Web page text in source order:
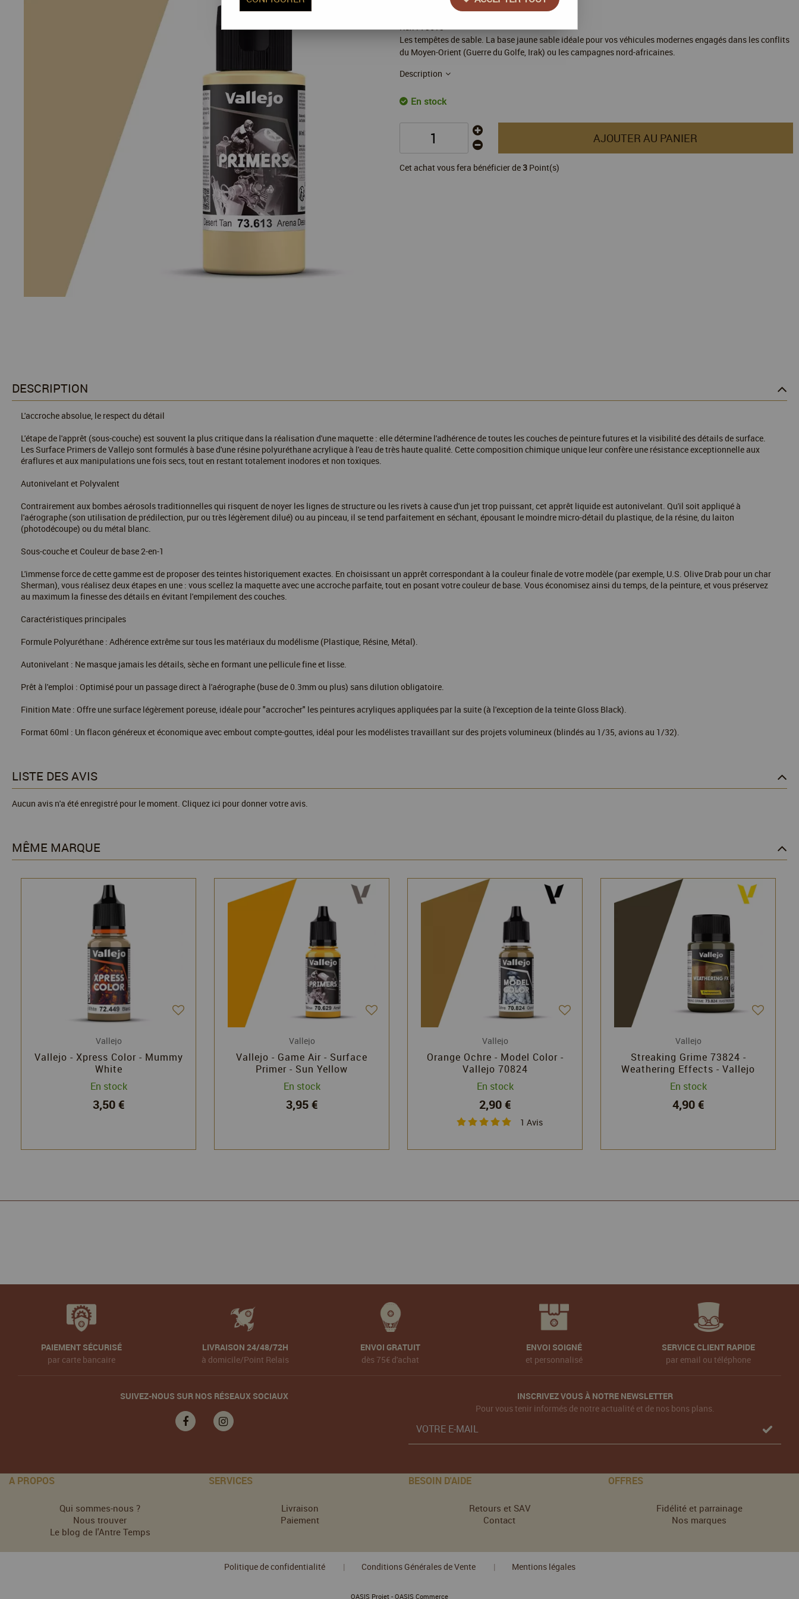
Réf. :73613
Les tempêtes de sable. La base jaune sable idéale pour vos véhicules modernes engagés dans les conflits
du Moyen-Orient (Guerre du Golfe, Irak) ou les campagnes nord-africaines.
Description
En stock
AJOUTER AU PANIER
Cet achat vous fera bénéficier de 3 Point(s)
DESCRIPTION
L'accroche absolue, le respect du détail
L'étape de l'apprêt (sous-couche) est souvent la plus critique dans la réalisation d'une maquette : elle détermine l'adhérence de toutes les couches de peinture futures et la visibilité des détails de surface.
Les Surface Primers de Vallejo sont formulés à base d'une résine polyuréthane acrylique à l'eau de très haute qualité. Cette composition chimique unique leur confère une résistance exceptionnelle aux
éraflures et aux manipulations une fois secs, tout en restant totalement inodores et non toxiques.
Autonivelant et Polyvalent
Contrairement aux bombes aérosols traditionnelles qui risquent de noyer les lignes de structure ou les rivets à cause d'un jet trop puissant, cet apprêt liquide est autonivelant. Qu'il soit appliqué à
l'aérographe (son utilisation de prédilection, pur ou très légèrement dilué) ou au pinceau, il se tend parfaitement en séchant, épousant le moindre micro-détail du plastique, de la résine, du laiton
(photodécoupe) ou du métal blanc.
Sous-couche et Couleur de base 2-en-1
L'immense force de cette gamme est de proposer des teintes historiquement exactes. En choisissant un apprêt correspondant à la couleur finale de votre modèle (par exemple, U.S. Olive Drab pour un char
Sherman), vous réalisez deux étapes en une : vous scellez la maquette avec une accroche parfaite, tout en posant votre couleur de base. Vous économisez ainsi du temps, de la peinture, et vous préservez
au maximum la finesse des détails en évitant l'empilement des couches.
Caractéristiques principales
Formule Polyuréthane : Adhérence extrême sur tous les matériaux du modélisme (Plastique, Résine, Métal).
Autonivelant : Ne masque jamais les détails, sèche en formant une pellicule fine et lisse.
Prêt à l'emploi : Optimisé pour un passage direct à l'aérographe (buse de 0.3mm ou plus) sans dilution obligatoire.
Finition Mate : Offre une surface légèrement poreuse, idéale pour "accrocher" les peintures acryliques appliquées par la suite (à l'exception de la teinte Gloss Black).
Format 60ml : Un flacon généreux et économique avec embout compte-gouttes, idéal pour les modélistes travaillant sur des projets volumineux (blindés au 1/35, avions au 1/32).
LISTE DES AVIS
Aucun avis n'a été enregistré pour le moment. Cliquez ici pour donner votre avis.
MÊME MARQUE
Vallejo
Vallejo - Xpress Color - Mummy
White
En stock
3,50 €
Vallejo
Vallejo - Game Air - Surface
Primer - Sun Yellow
En stock
3,95 €
Vallejo
Orange Ochre - Model Color -
Vallejo 70824
En stock
2,90 €
1 Avis
Vallejo
Streaking Grime 73824 -
Weathering Effects - Vallejo
En stock
4,90 €
PAIEMENT SÉCURISÉ
par carte bancaire
LIVRAISON 24/48/72H
à domicile/Point Relais
ENVOI GRATUIT
dès 75€ d'achat
ENVOI SOIGNÉ
et personnalisé
SERVICE CLIENT RAPIDE
par email ou téléphone
SUIVEZ-NOUS SUR NOS RÉSEAUX SOCIAUX
INSCRIVEZ VOUS À NOTRE NEWSLETTER
Pour vous tenir informés de notre actualité et de nos bons plans.
A PROPOS
Qui sommes-nous ?
Nous trouver
Le blog de l'Antre Temps
SERVICES
Livraison
Paiement
BESOIN D'AIDE
Retours et SAV
Contact
OFFRES
Fidélité et parrainage
Nos marques
Politique de confidentialité | Conditions Générales de Vente | Mentions légales
OASIS Projet - OASIS Commerce